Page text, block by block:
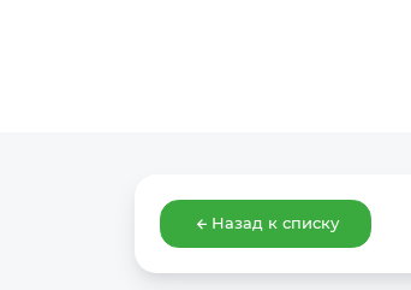
Назад к списку